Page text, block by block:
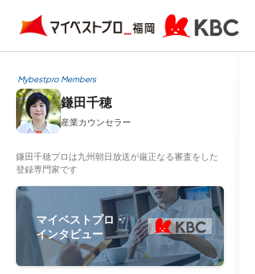
Mybestpro Members
鎌田千穂
産業カウンセラー
鎌田千穂プロは九州朝日放送が厳正なる審査をした
登録専門家です
マイベストプロ・
インタビュー